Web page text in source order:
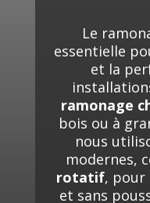
Le
essentielle
et la
ramonage
bois ou à
nous
modernes,
rotatif, pour
et sans